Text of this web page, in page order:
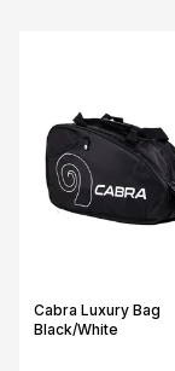
Cabra Luxury Bag
Black/White